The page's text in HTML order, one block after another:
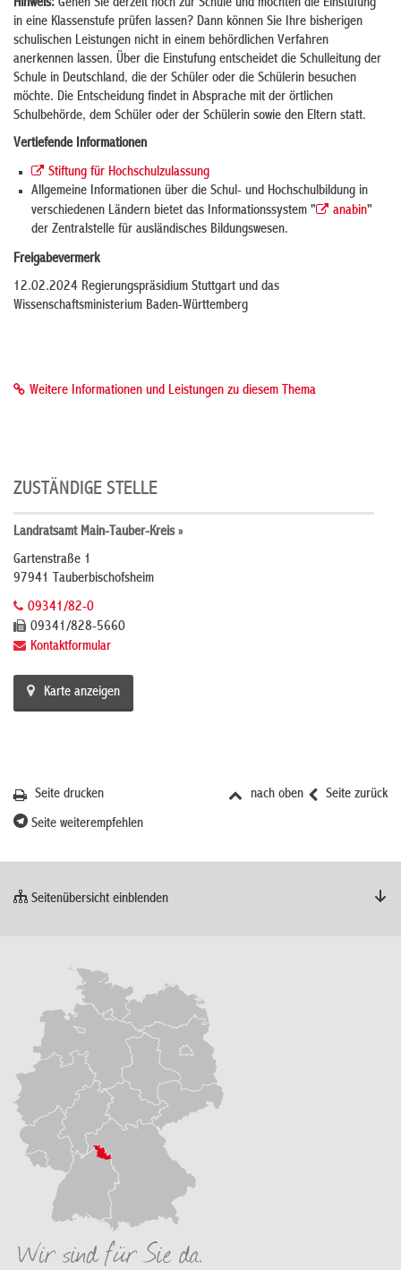
Hinweis: Gehen Sie derzeit noch zur Schule und möchten die Einstufung
in eine Klassenstufe prüfen lassen? Dann können Sie Ihre bisherigen
schulischen Leistungen nicht in einem behördlichen Verfahren
anerkennen lassen. Über die Einstufung entscheidet die Schulleitung der
Schule in Deutschland, die der Schüler oder die Schülerin besuchen
möchte. Die Entscheidung findet in Absprache mit der örtlichen
Schulbehörde, dem Schüler oder der Schülerin sowie den Eltern statt.
Vertiefende Informationen
Stiftung für Hochschulzulassung
Allgemeine Informationen über die Schul- und Hochschulbildung in
verschiedenen Ländern bietet das Informationssystem "
anabin"
der Zentralstelle für ausländisches Bildungswesen.
Freigabevermerk
12.02.2024 Regierungspräsidium Stuttgart und das
Wissenschaftsministerium Baden-Württemberg
Weitere Informationen und Leistungen zu diesem Thema
ZUSTÄNDIGE STELLE
Landratsamt Main-Tauber-Kreis »
Gartenstraße 1
97941 Tauberbischofsheim
09341/82-0
09341/828-5660
Kontaktformular
Karte anzeigen
Seite zurück
nach oben
Seite drucken
Seite weiterempfehlen
Seitenübersicht einblenden